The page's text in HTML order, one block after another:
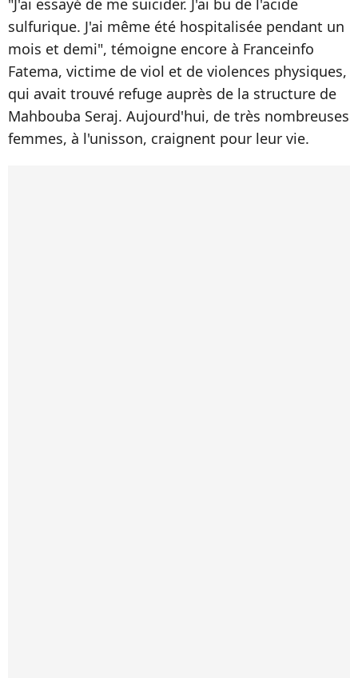
"J'ai essayé de me suicider. J'ai bu de l'acide
sulfurique. J'ai même été hospitalisée pendant un
mois et demi", témoigne encore à Franceinfo
Fatema, victime de viol et de violences physiques,
qui avait trouvé refuge auprès de la structure de
Mahbouba Seraj. Aujourd'hui, de très nombreuses
femmes, à l'unisson, craignent pour leur vie.